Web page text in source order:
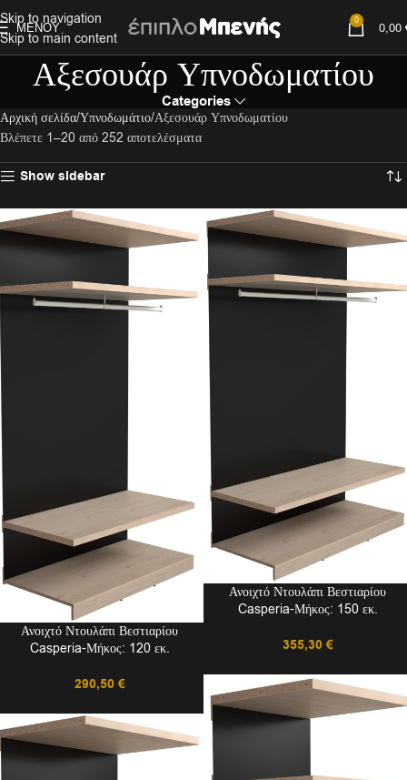
Skip to navigation
Skip to main content
ΜΕΝΟΎ 0 0,00
Αξεσουάρ Υπνοδωματίου
Categories
Αρχική σελίδα Υπνοδωμάτιο Αξεσουάρ Υπνοδωματίου
Βλέπετε 1–20 από 252 αποτελέσματα
Show sidebar
Ανοιχτό Ντουλάπι Βεστιαρίου
Casperia-Μήκος: 120 εκ.
290,50 €
Ανοιχτό Ντουλάπι Βεστιαρίου
Casperia-Μήκος: 150 εκ.
355,30 €